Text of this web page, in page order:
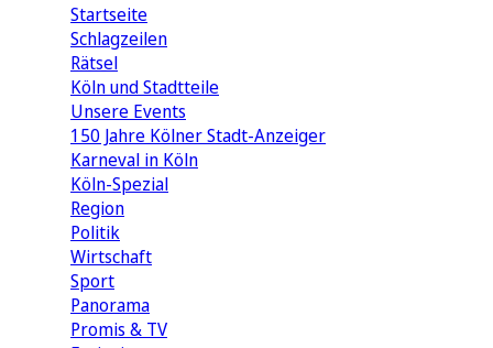
Startseite
Schlagzeilen
Rätsel
Köln und Stadtteile
Unsere Events
150 Jahre Kölner Stadt-Anzeiger
Karneval in Köln
Köln-Spezial
Region
Politik
Wirtschaft
Sport
Panorama
Promis & TV